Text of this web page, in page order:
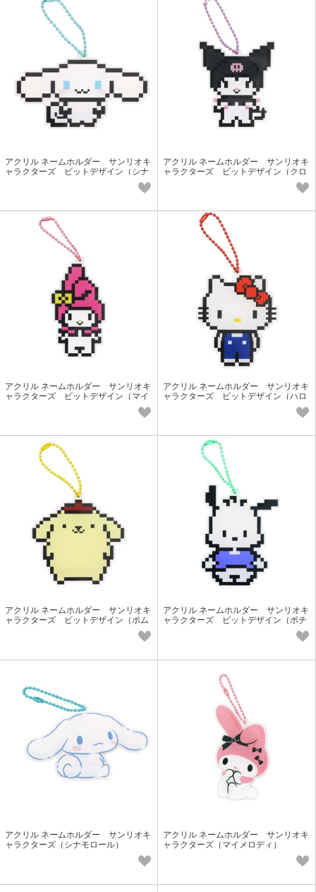
アクリル ネームホルダー サンリオキ
ャラクターズ ビットデザイン（シナ
アクリル ネームホルダー サンリオキ
ャラクターズ ビットデザイン（クロ
アクリル ネームホルダー サンリオキ
ャラクターズ ビットデザイン（マイ
アクリル ネームホルダー サンリオキ
ャラクターズ ビットデザイン（ハロ
アクリル ネームホルダー サンリオキ
ャラクターズ ビットデザイン（ポム
アクリル ネームホルダー サンリオキ
ャラクターズ ビットデザイン（ポチ
アクリル ネームホルダー サンリオキ
ャラクターズ（シナモロール）
アクリル ネームホルダー サンリオキ
ャラクターズ（マイメロディ）